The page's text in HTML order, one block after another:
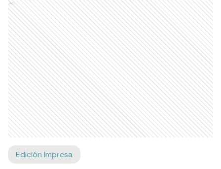
Ads
Edición Impresa